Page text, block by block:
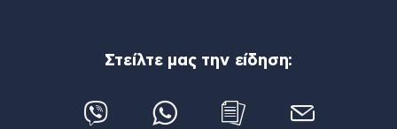
Στείλτε μας την είδηση: